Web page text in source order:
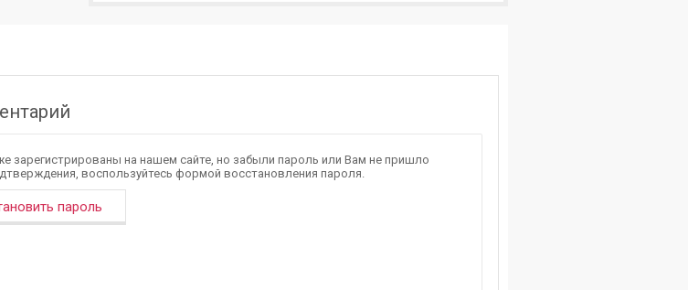
зарегистрированы на нашем сайте, но забыли пароль или Вам не пришло
воспользуйтесь формой восстановления пароля.
пароль